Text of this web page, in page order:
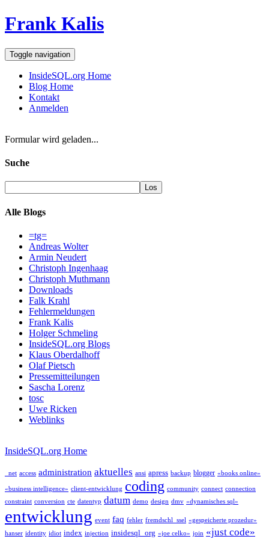
Frank Kalis
Toggle navigation
InsideSQL.org Home
Blog Home
Kontakt
Anmelden
Formular wird geladen...
Suche
Alle Blogs
=tg=
Andreas Wolter
Armin Neudert
Christoph Ingenhaag
Christoph Muthmann
Downloads
Falk Krahl
Fehlermeldungen
Frank Kalis
Holger Schmeling
InsideSQL.org Blogs
Klaus Oberdalhoff
Olaf Pietsch
Pressemitteilungen
Sascha Lorenz
tosc
Uwe Ricken
Weblinks
InsideSQL.org Home
_net access administration aktuelles ansi apress backup blogger «books online»
«business intelligence» client-entwicklung coding community connect connection
constraint conversion cte datentyp datum demo design dmv «dynamisches sql»
entwicklung event faq fehler fremdschl_ssel «gespeicherte prozedur»
hanser identity idiot index injection insidesql_org «joe celko» join «just code»